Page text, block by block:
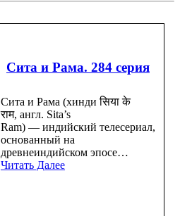
Сита и Рама. 284 серия
Сита и Рама (хинди सिया के
राम, англ. Sita’s
Ram) — индийский телесериал,
основанный на
древнеиндийском эпосе…
Читать Далее